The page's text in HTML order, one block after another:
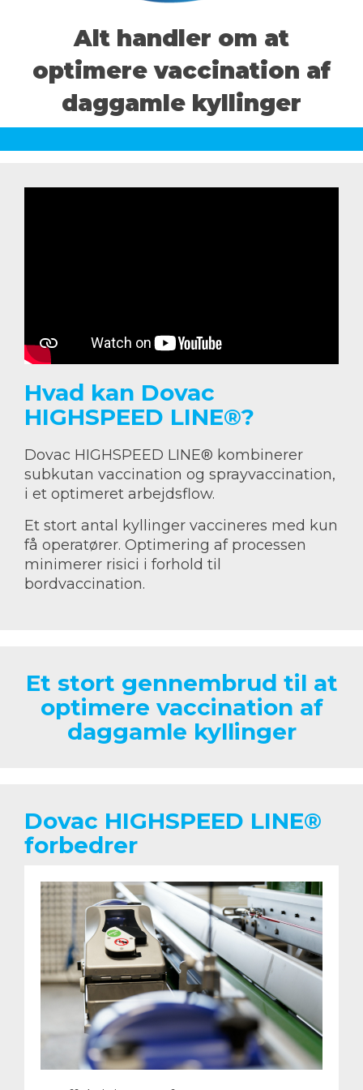
CEVA på verdensplan
Alt handler om at
optimere vaccination af
daggamle kyllinger
Hvad kan Dovac
HIGHSPEED LINE®?
Dovac HIGHSPEED LINE® kombinerer
subkutan vaccination og sprayvaccination,
i et optimeret arbejdsflow.
Et stort antal kyllinger vaccineres med kun
få operatører. Optimering af processen
minimerer risici i forhold til
bordvaccination.
Et stort gennembrud til at
optimere vaccination af
daggamle kyllinger
Dovac HIGHSPEED LINE®
forbedrer